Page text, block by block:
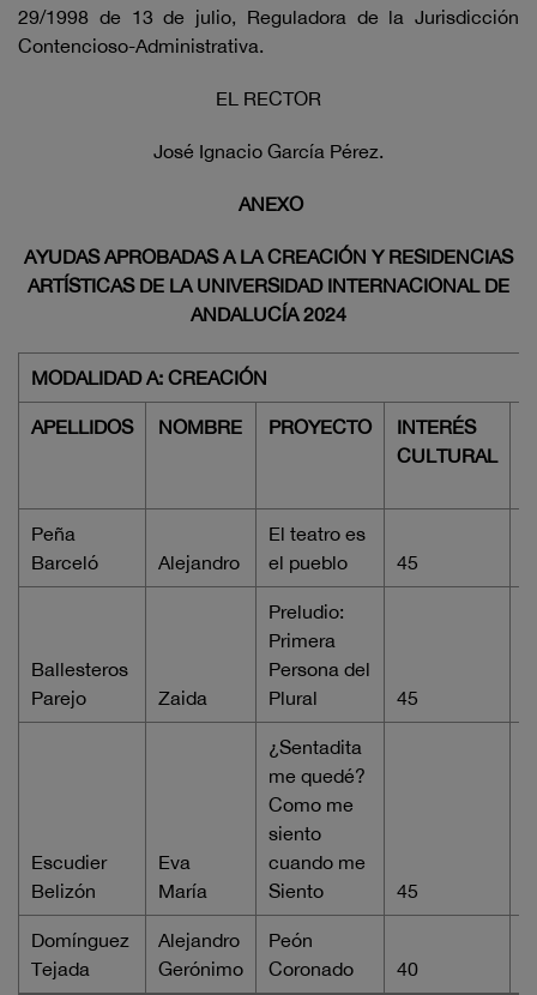
29/1998 de 13 de julio, Reguladora de la Jurisdicción
Contencioso-Administrativa.
EL RECTOR
José Ignacio García Pérez.
ANEXO
AYUDAS APROBADAS A LA CREACIÓN Y RESIDENCIAS
ARTÍSTICAS DE LA UNIVERSIDAD INTERNACIONAL DE
ANDALUCÍA 2024
MODALIDAD A: CREACIÓN
APELLIDOS NOMBRE PROYECTO
INTERÉS
CULTURAL
Peña
Barceló
Alejandro
El teatro es
el pueblo
45
Ballesteros
Parejo
Zaida
Preludio:
Primera
Persona del
Plural
45
Escudier
Belizón
Eva
María
¿Sentadita
me quedé?
Como me
siento
cuando me
Siento
45
Domínguez
Tejada
Alejandro
Gerónimo
Peón
Coronado
40